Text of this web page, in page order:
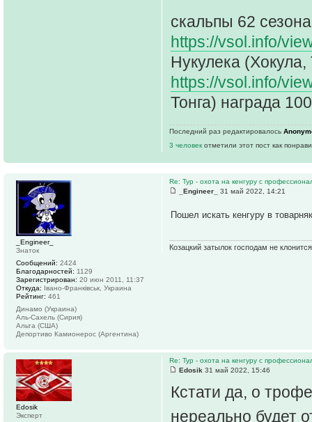
скальпы 62 сезона
https://vsol.info/
Нукулека
https://vsol.info/
Тонга) награда
Последний раз редактировалось
3 человек отметили этот пост как
Re: Тур - охота на кенгуру с
_Engineer_
31 май 2022, 14:21
Пошел искать кенгуру в
Козацкий затылок господам не
_Engineer_
Знаток
Сообщений: 2424
Благодарностей: 1129
Зарегистрирован: 20 июн 2011, 11:37
Откуда: Івано-Франківськ, Украина
Рейтинг: 461
Динамо (Украина)
Аль-Сахель (Сирия)
Альта (США)
Депортиво Камионерос (Аргентина)
Re: Тур - охота на кенгуру с
Edosik 31 май 2022, 15:46
Кстати да, о
нереально будет
Edosik
Эксперт